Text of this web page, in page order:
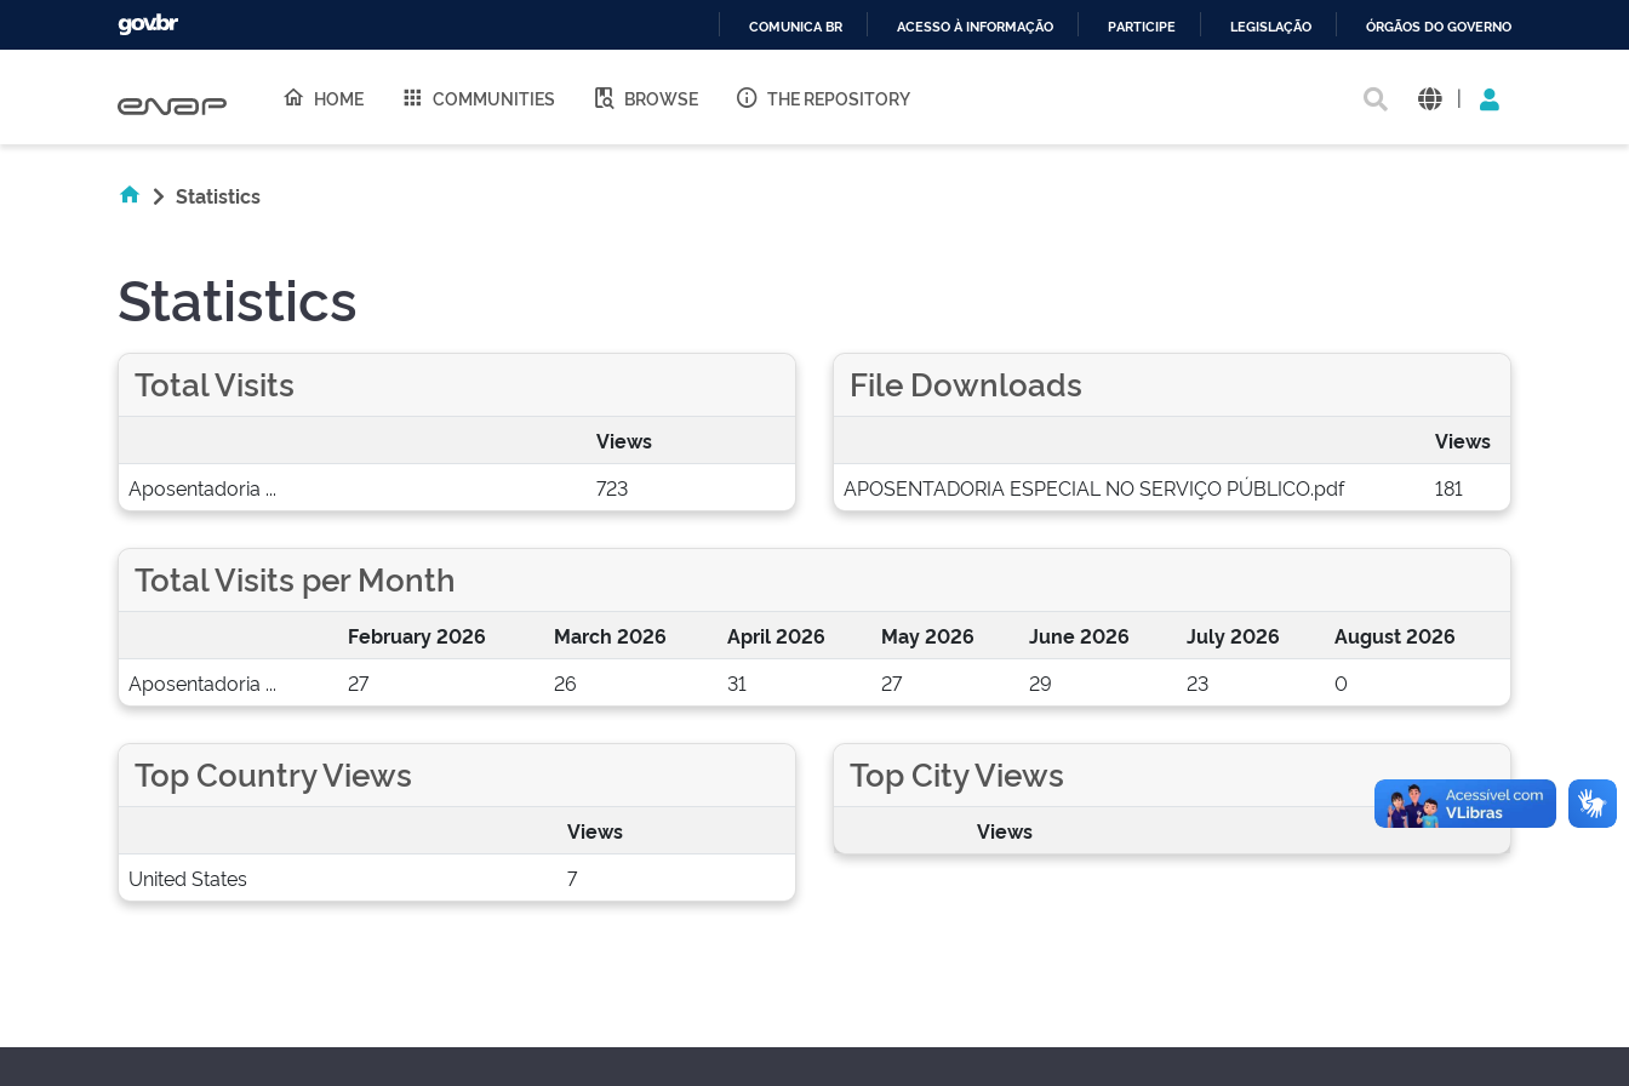
O
COMUNICA BR ACESSO À INFORMAÇÃO PARTICIPE LEGISLAÇÃO ÓRGÃOS DO GOVERNO
HOME COMMUNITIES BROWSE THE REPOSITORY |
Statistics
Statistics
Total Visits
Views
Aposentadoria ...
723
File Downloads
Views
APOSENTADORIA ESPECIAL NO SERVIÇO PÚBLICO.pdf
181
Total Visits per Month
February 2026 March 2026 April 2026 May 2026 June 2026 July 2026
August 2026
Aposentadoria ...
27 26 31 27 29 23 0
Top Country Views
Views
United States
7
Top City Views
Views